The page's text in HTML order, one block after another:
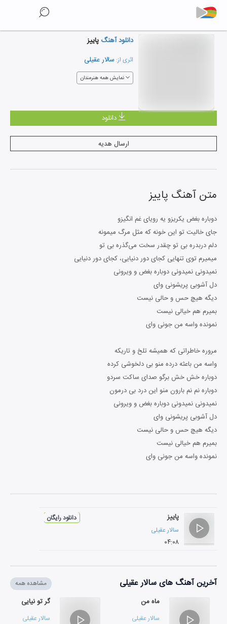
دانلود آهنگ پاییز
اثری از: سالار عقیلی
نمایش همه هنرمندان
دانلود
ارسال هدیه
متن آهنگ پاییز
دوباره بغض یکریزو یه رویای غم انگیزو
جای خالیت تو این خونه که مثل مرگ میمونه
دلم دربدره بی تو چقدر سخت می‌گذره بی تو
میمیرم توی تنهایی کجای دور دنیایی، کجای دور دنیایی
نمیدونی نمیدونی دوباره بغض و ویرونی
دل آشوبی پریشونی وای
دیگه هیچ حس و حالی نیست
بمیرم هم خیالی نیست
نمونده واسه من جونی وای
مروره خاطراتی که همیشه تلخ و تاریکه
واسه من باعثه درده منو بی دلخوشی کرده
دوباره خش خش برگو صدای ساکت سردو
دوباره نم نم بارون منو این درد بی درمون
نمیدونی نمیدونی دوباره بغض و ویرونی
دل آشوبی پریشونی وای
دیگه هیچ حس و حالی نیست
بمیرم هم خیالی نیست
نمونده واسه من جونی وای
پاییز
سالار عقیلی
۰۴:۰۸
دانلود رایگان
آخرین آهنگ های سالار عقیلی مشاهده همه
ماه من
سالار عقیلی
گر تو نیایی
سالار عقیلی